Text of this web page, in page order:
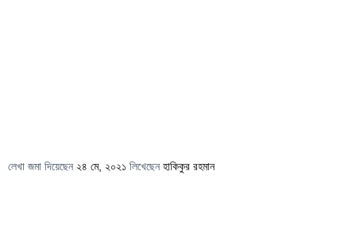
লেখা জমা দিয়েছেন ২৪ মে, ২০২১ লিখেছেন হাকিকুর রহমান